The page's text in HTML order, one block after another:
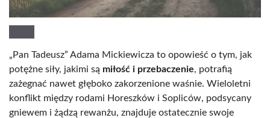
„Pan Tadeusz” Adama Mickiewicza to opowieść o tym, jak
potężne siły, jakimi są miłość i przebaczenie, potrafią
zażegnać nawet głęboko zakorzenione waśnie. Wieloletni
konflikt między rodami Horeszków i Sopliców, podsycany
gniewem i żądzą rewanżu, znajduje ostatecznie swoje